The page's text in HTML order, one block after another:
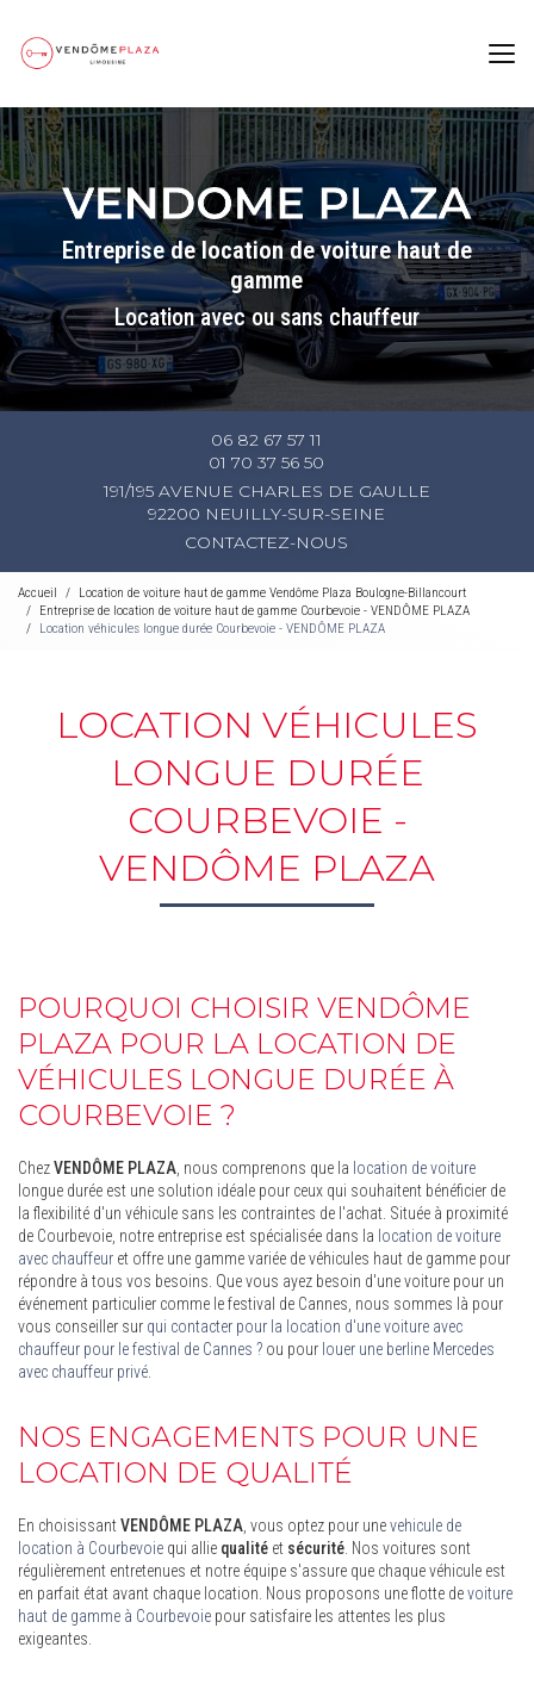
contenu
Entreprise de location de voiture haut de
gamme
Location avec ou sans chauffeur
06 82 67 57 11
01 70 37 56 50
191/195 AVENUE CHARLES DE GAULLE
92200 NEUILLY-SUR-SEINE
CONTACTEZ-NOUS
Accueil
Location de voiture haut de gamme Vendôme Plaza Boulogne-Billancourt
Entreprise de location de voiture haut de gamme Courbevoie - VENDÔME PLAZA
Location véhicules longue durée Courbevoie - VENDÔME PLAZA
LOCATION VÉHICULES
LONGUE DURÉE
COURBEVOIE -
VENDÔME PLAZA
POURQUOI CHOISIR VENDÔME
PLAZA POUR LA LOCATION DE
VÉHICULES LONGUE DURÉE À
COURBEVOIE ?
ChezVENDÔME PLAZA , nous comprenons que la location de voiture
longue durée est une solution idéale pour ceux qui souhaitent bénéficier de
la flexibilité d'un véhicule sans les contraintes de l'achat. Située à proximité
de Courbevoie, notre entreprise est spécialisée dans la location de voiture
avec chauffeur et offre une gamme variée de véhicules haut de gamme pour
répondre à tous vos besoins. Que vous ayez besoin d'une voiture pour un
événement particulier comme le festival de Cannes, nous sommes là pour
vous conseiller sur qui contacter pour la location d'une voiture avec
chauffeur pour le festival de Cannes ? ou pour louer une berline Mercedes
avec chauffeur privé
NOS ENGAGEMENTS POUR UNE
LOCATION DE QUALITÉ
En choisissant VENDÔME PLAZA , vous optez pour unevehicule de
location à Courbevoie qui allie qualité et sécurité . Nos voitures sont
régulièrement entretenues et notre équipe s'assure que chaque véhicule est
en parfait état avant chaque location. Nous proposons une flotte devoiture
haut de gamme à Courbevoie pour satisfaire les attentes les plus
exigeantes.